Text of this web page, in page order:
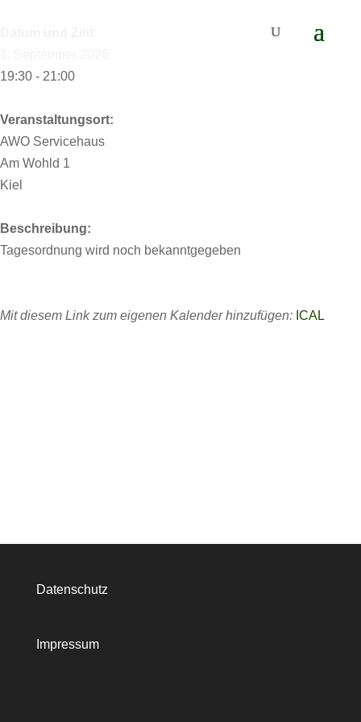
19:30 - 21:00
Veranstaltungsort:
AWO Servicehaus
Am Wohld 1
Kiel
Beschreibung:
Tagesordnung wird noch bekanntgegeben
Mit diesem Link zum eigenen Kalender hinzufügen: ICAL
Datenschutz
Impressum